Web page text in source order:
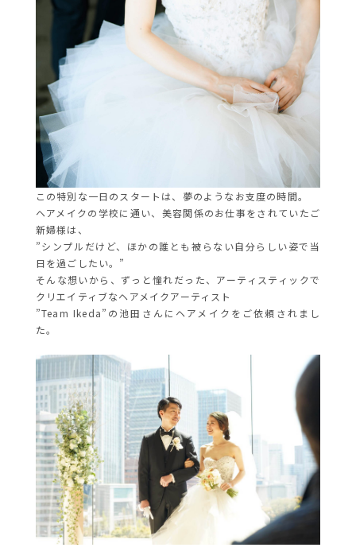
この特別な一日のスタートは、夢のようなお支度の時間。
ヘアメイクの学校に通い、美容関係のお仕事をされていたご
新婦様は、
”シンプルだけど、ほかの誰とも被らない自分らしい姿で当
日を過ごしたい。”
そんな想いから、ずっと憧れだった、アーティスティックで
クリエイティブなヘアメイクアーティスト
”Team Ikeda”の池田さんにヘアメイクをご依頼されまし
た。